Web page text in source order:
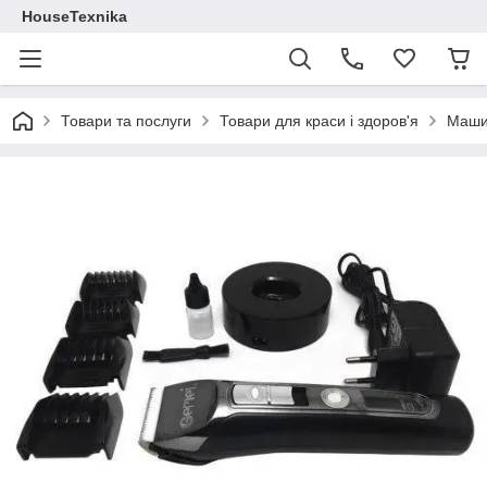
HouseTexnika
Товари та послуги Товари для краси і здоров'я